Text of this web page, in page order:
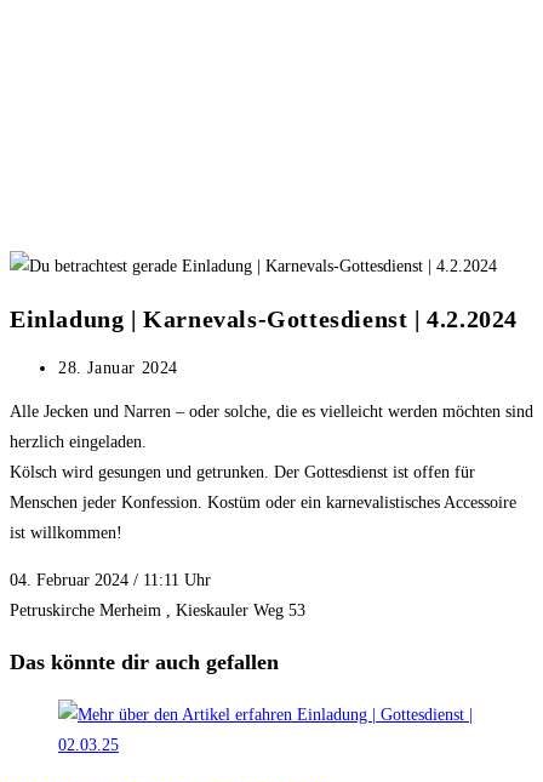
Einladung | Karnevals-Gottesdienst | 4.2.2024
Beitrag
28. Januar 2024
Alle Jecken und Narren – oder solche, die es vielleicht werden möchten sind
herzlich eingeladen.
Kölsch wird gesungen und getrunken. Der Gottesdienst ist offen für
Menschen jeder Konfession. Kostüm oder ein karnevalistisches Accessoire
ist willkommen!
04. Februar 2024 / 11:11 Uhr
Petruskirche Merheim , Kieskauler Weg 53
Das könnte dir auch gefallen